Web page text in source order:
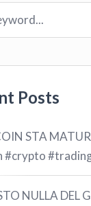
Posts
STA
#crypto
NULLA DEL